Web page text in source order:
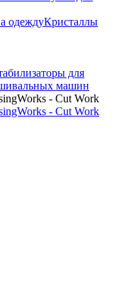
одеждуКристаллы
для
машин
- Cut Work